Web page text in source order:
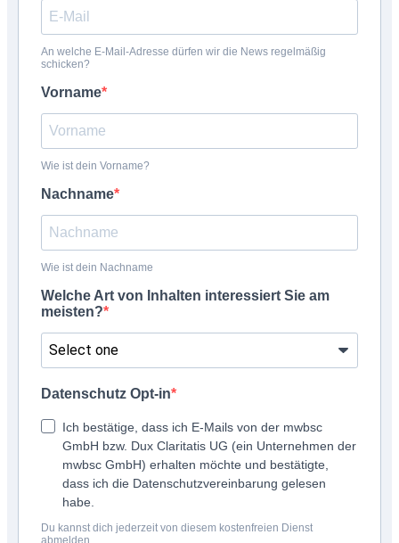
An welche E-Mail-Adresse dürfen wir die News regelmäßig
schicken?
Vorname
Wie ist dein Vorname?
Nachname
Wie ist dein Nachname
Welche Art von Inhalten interessiert Sie am
meisten?
Datenschutz Opt-in
Ich bestätige, dass ich E-Mails von der mwbsc
GmbH bzw. Dux Claritatis UG (ein Unternehmen der
mwbsc GmbH) erhalten möchte und bestätigte,
dass ich die Datenschutzvereinbarung gelesen
habe.
Du kannst dich jederzeit von diesem kostenfreien Dienst
abmelden